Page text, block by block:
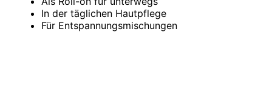
In der täglichen Hautpflege
Für Entspannungsmischungen